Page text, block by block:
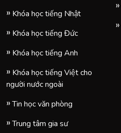
Khóa học tiếng Nhật
Khóa học tiếng Đức
Khóa học tiếng Anh
Khóa học tiếng Việt cho
người nước ngoài
Tin học văn phòng
Trung tâm gia sư